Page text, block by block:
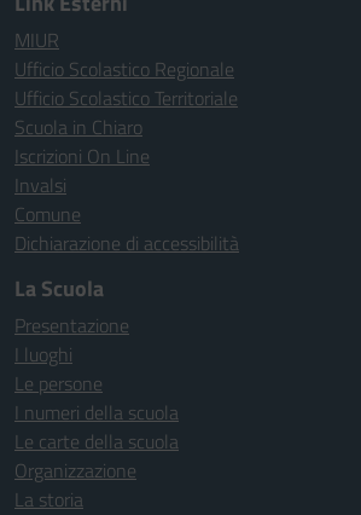
MIUR
Ufficio Scolastico Regionale
Ufficio Scolastico Territoriale
Scuola in Chiaro
Iscrizioni On Line
Invalsi
Comune
Dichiarazione di accessibilità
La Scuola
Presentazione
I luoghi
Le persone
I numeri della scuola
Le carte della scuola
Organizzazione
La storia